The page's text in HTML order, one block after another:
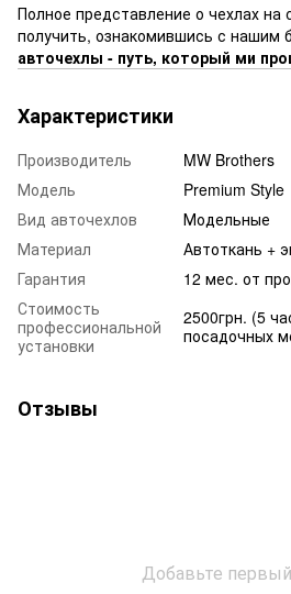
Полное представление о чехлах
получить, ознакомившись с нашим
авточехлы - путь, который ми
Характеристики
Производитель
MW Brothers
Модель
Premium Style
Вид авточехлов
Модельные
Материал
Автоткань +
Гарантия
12 мес. от
Стоимость
профессиональной
установки
2500грн. (5
посадочных
Отзывы
Добавьте